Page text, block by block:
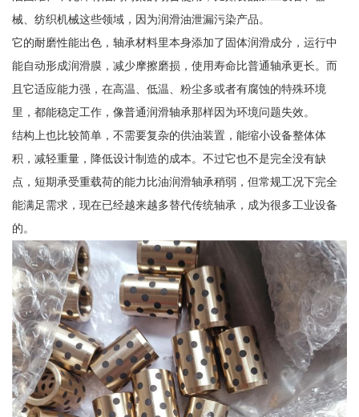
械、纺织机械这些领域，因为润滑油泄漏污染产品。
它的耐磨性能出色，轴承材料里本身添加了固体润滑成分，运行中
能自动形成润滑膜，减少摩擦磨损，使用寿命比普通轴承更长。而
且它适应能力强，在高温、低温、粉尘多或者有腐蚀的特殊环境
里，都能稳定工作，像普通润滑轴承那样因为环境问题失效。
结构上也比较简单，不需要复杂的供油装置，能缩小设备整体体
积，减轻重量，降低设计制造的成本。不过它也不是完全没有缺
点，短期承受重载荷的能力比油润滑轴承稍弱，但常规工况下完全
能满足需求，现在已经越来越多替代传统轴承，成为很多工业设备
的。